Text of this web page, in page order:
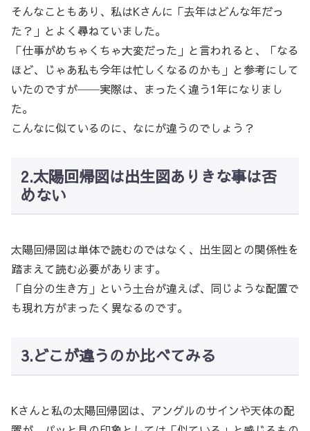
そんなこともあり、私はKさんに「去年はどんな年だっ
た？」とよく尋ねていました。
「仕事がめちゃくちゃ大変だった」と言われると、「なる
ほど、じゃあ私も今年は忙しくなるのかも」と参考にして
いたのですが──実際は、まったく違う1年になりまし
た。
こんなに似ているのに、なにが違うのでしょう？
2.太陽回帰図は出生図ありきな事は否
めない
太陽回帰図は単体で読むのではなく、出生図との関係性を
踏まえて読む必要があります。
「自分の生き方」という土台が違えば、同じような配置で
も現れ方がまったく異なるのです。
3.どこが違うのか比べてみる
Kさんと私の太陽回帰図は、アングルのサインや天体の配